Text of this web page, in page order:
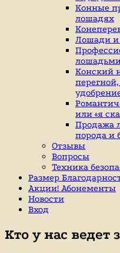
Конные
лошадях
Лошади и
Конский
или «я
Продажа
порода и
Отзывы
Вопросы
Техника
Размер
Акции! Абонементы
Новости
Вход
Кто у нас ведет